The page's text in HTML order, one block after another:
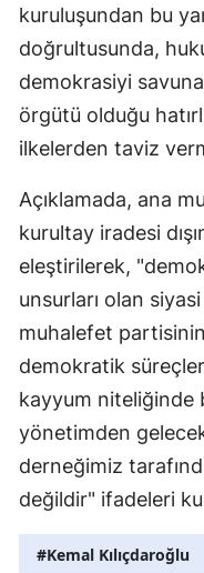
kuruluşundan bu
doğrultusunda,
demokrasiyi
örgütü olduğu
ilkelerden taviz
Açıklamada, ana
kurultay iradesi
eleştirilerek,
unsurları olan
muhalefet
demokratik
kayyum niteliğinde
yönetimden
derneğimiz
değildir" ifadeleri
#Kemal Kılıçdaroğlu